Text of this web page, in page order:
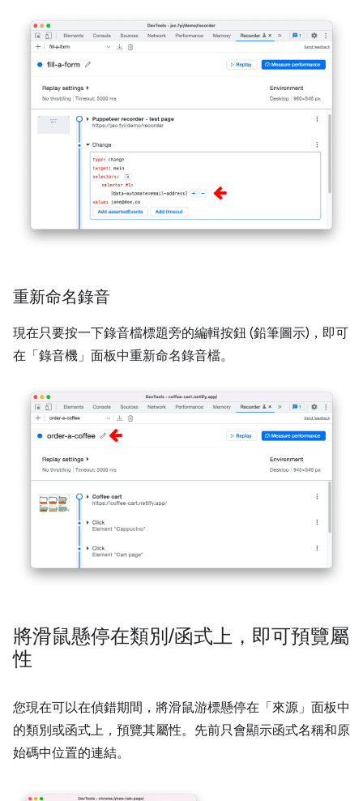
重新命名錄音
現在只要按一下錄音檔標題旁的編輯按鈕 (鉛筆圖示)，即可
在「錄音機」 面板中重新命名錄音檔。
將滑鼠懸停在類別 /函式上，即可預覽屬
性
您現在可以在偵錯期間，將滑鼠游標懸停在「來源」 面板中
的類別或函式上，預覽其屬性。先前只會顯示函式名稱和原
始碼中位置的連結。